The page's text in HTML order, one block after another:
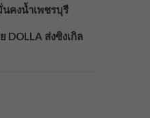
นคงน้ำเพชรบุรี
DOLLA ส่งซิงเกิล